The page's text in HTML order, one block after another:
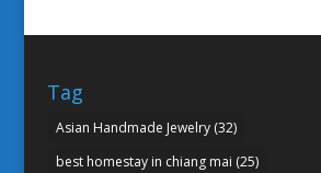
Tag
Asian Handmade Jewelry(32)
best homestay in chiang mai (25)